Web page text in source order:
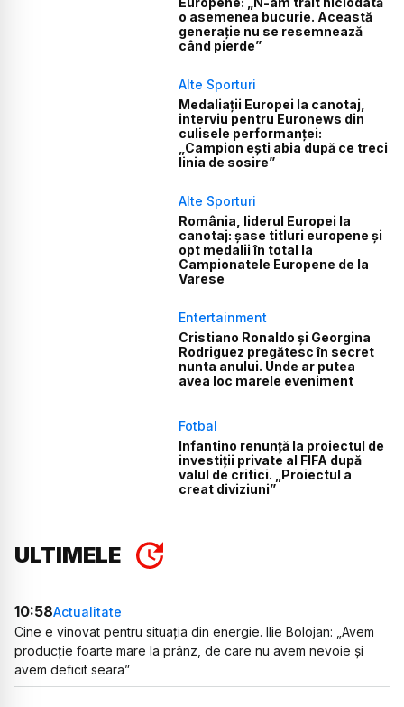
o asemenea bucurie. Această
generație nu se resemnează
când pierde”
Alte Sporturi
Medaliații Europei la canotaj,
interviu pentru Euronews din
culisele performanței:
„Campion ești abia după ce treci
linia de sosire”
Alte Sporturi
România, liderul Europei la
canotaj: șase titluri europene și
opt medalii în total la
Campionatele Europene de la
Varese
Entertainment
Cristiano Ronaldo și Georgina
Rodriguez pregătesc în secret
nunta anului. Unde ar putea
avea loc marele eveniment
Fotbal
Infantino renunță la proiectul de
investiții private al FIFA după
valul de critici. „Proiectul a
creat diviziuni”
ULTIMELE
10:58Actualitate
Cine e vinovat pentru situația din energie. Ilie Bolojan: „Avem
producție foarte mare la prânz, de care nu avem nevoie și
avem deficit seara”